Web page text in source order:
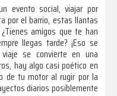
evento social, viajar por
por el barrio, estas llantas
amigos que te han
llegas tarde? ¡Eso se
viaje se convierte en una
hay algo casi poético en
de tu motor al rugir por la
diarios posiblemente